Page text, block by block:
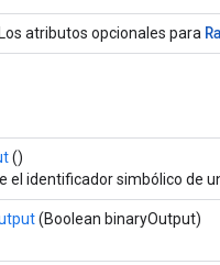
Los atributos opcionales para
()
el identificador simbólico de
(Boolean binaryOutput)